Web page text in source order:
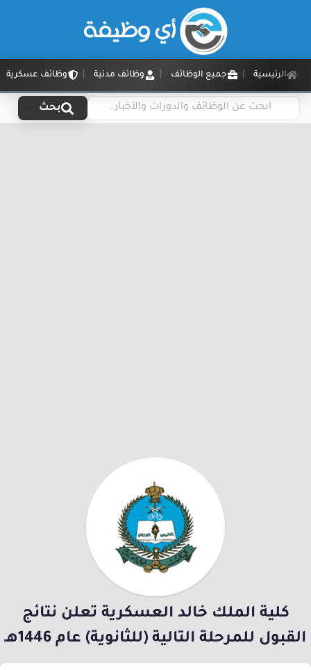
الرئيسية جميع الوظائف وظائف مدنية وظائف عسكرية
بحث
كلية الملك خالد العسكرية تعلن نتائج
القبول للمرحلة التالية (للثانوية) عام 1446هـ